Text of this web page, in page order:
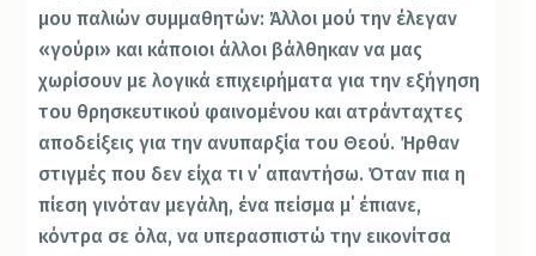
μου παλιών συμμαθητών: Άλλοι μού την έλεγαν
«γούρι» και κάποιοι άλλοι βάλθηκαν να μας
χωρίσουν με λογικά επιχειρήματα για την εξήγηση
του θρησκευτικού φαινομένου και ατράνταχτες
αποδείξεις για την ανυπαρξία του Θεού. Ήρθαν
στιγμές που δεν είχα τι ν΄ απαντήσω. Όταν πια η
πίεση γινόταν μεγάλη, ένα πείσμα μ΄ έπιανε,
κόντρα σε όλα, να υπερασπιστώ την εικονίτσα